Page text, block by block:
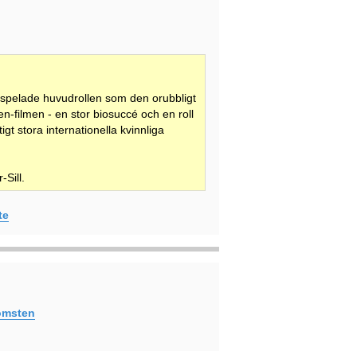
huvudrollen som den orubbligt
filmen - en stor biosuccé och en roll
stora internationella kvinnliga